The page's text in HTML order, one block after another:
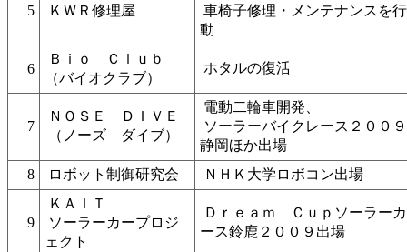
5 ＫＷＲ修理屋
車椅子修理・メンテナンスを
動
6
Ｂｉｏ Ｃｌｕｂ
（バイオクラブ）
ホタルの復活
7
ＮＯＳＥ ＤＩＶＥ
（ノーズ ダイブ）
電動二輪車開発、
ソーラーバイクレース２００９
静岡ほか出場
8
ロボット制御研究会 ＮＨＫ大学ロボコン出場
9
ＫＡＩＴ
ソーラーカープロジ
ェクト
Ｄｒｅａｍ Ｃｕｐソーラー
ース鈴鹿２００９出場